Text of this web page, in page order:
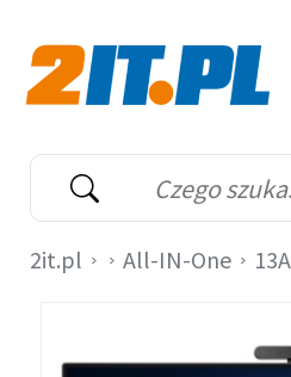
Wyszukiwarka
Słowo kluczowe
2it.pl All-IN-One